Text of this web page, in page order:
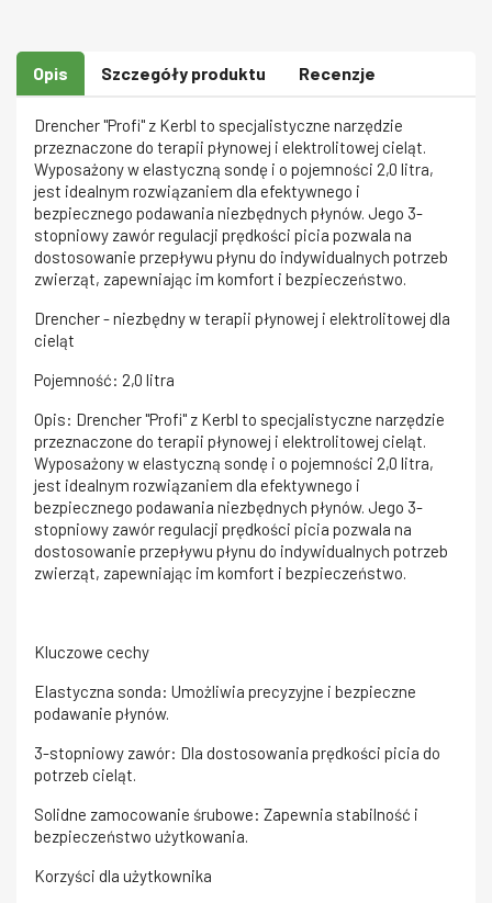
Opis Szczegóły produktu Recenzje
Drencher "Profi" z Kerbl to specjalistyczne narzędzie
przeznaczone do terapii płynowej i elektrolitowej cieląt.
Wyposażony w elastyczną sondę i o pojemności 2,0 litra,
jest idealnym rozwiązaniem dla efektywnego i
bezpiecznego podawania niezbędnych płynów. Jego 3-
stopniowy zawór regulacji prędkości picia pozwala na
dostosowanie przepływu płynu do indywidualnych potrzeb
zwierząt, zapewniając im komfort i bezpieczeństwo.
Drencher - niezbędny w terapii płynowej i elektrolitowej dla
cieląt
Pojemność: 2,0 litra
Opis: Drencher "Profi" z Kerbl to specjalistyczne narzędzie
przeznaczone do terapii płynowej i elektrolitowej cieląt.
Wyposażony w elastyczną sondę i o pojemności 2,0 litra,
jest idealnym rozwiązaniem dla efektywnego i
bezpiecznego podawania niezbędnych płynów. Jego 3-
stopniowy zawór regulacji prędkości picia pozwala na
dostosowanie przepływu płynu do indywidualnych potrzeb
zwierząt, zapewniając im komfort i bezpieczeństwo.
Kluczowe cechy
Elastyczna sonda: Umożliwia precyzyjne i bezpieczne
podawanie płynów.
3-stopniowy zawór: Dla dostosowania prędkości picia do
potrzeb cieląt.
Solidne zamocowanie śrubowe: Zapewnia stabilność i
bezpieczeństwo użytkowania.
Korzyści dla użytkownika